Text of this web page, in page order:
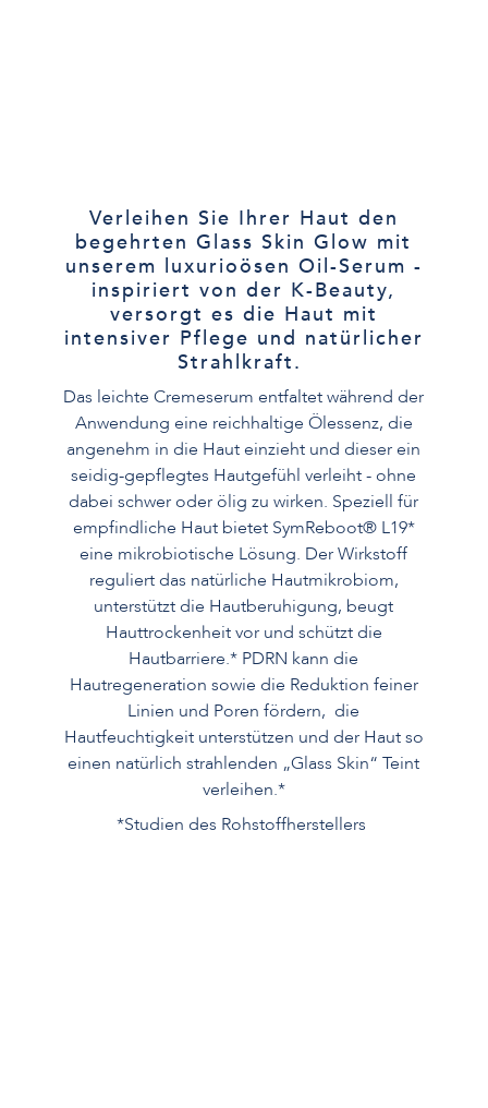
Verleihen Sie Ihrer Haut den
begehrten Glass Skin Glow mit
unserem luxurioösen Oil-Serum -
inspiriert von der K-Beauty,
versorgt es die Haut mit
intensiver Pflege und natürlicher
Strahlkraft.
Das leichte Cremeserum entfaltet während der
Anwendung eine reichhaltige Ölessenz, die
angenehm in die Haut einzieht und dieser ein
seidig-gepflegtes Hautgefühl verleiht - ohne
dabei schwer oder ölig zu wirken. Speziell für
empfindliche Haut bietet SymReboot® L19*
eine mikrobiotische Lösung. Der Wirkstoff
reguliert das natürliche Hautmikrobiom,
unterstützt die Hautberuhigung, beugt
Hauttrockenheit vor und schützt die
Hautbarriere.* PDRN kann die
Hautregeneration sowie die Reduktion feiner
Linien und Poren fördern, die
Hautfeuchtigkeit unterstützen und der Haut so
einen natürlich strahlenden „Glass Skin“ Teint
verleihen.*
*Studien des Rohstoffherstellers